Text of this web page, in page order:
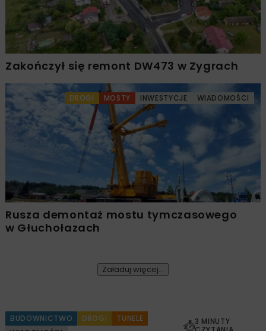
Zakończył się remont DW473 w Zygrach
DROGI MOSTY INWESTYCJE WIADOMOŚCI
Rusza demontaż mostu tymczasowego
w Głuchołazach
Załaduj więcej...
BUDOWNICTWO DROGI
TUNELE
3 MINUTY